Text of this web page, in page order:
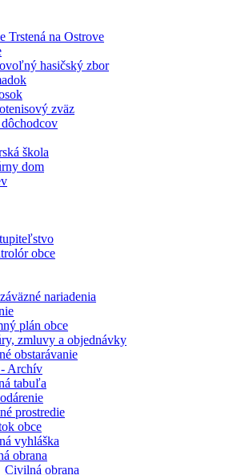
Trstená na Ostrove
hasičský zbor
zväz
škola
dom
obce
nariadenia
plán obce
zmluvy a objednávky
obstarávanie
Archív
tabuľa
prostredie
obce
vyhláška
obrana
Civilná obrana